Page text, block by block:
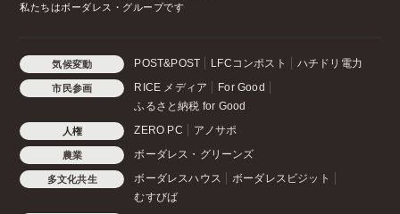
私たちはボーダレス・グループです
気候変動 POST&POST LFCコンポスト ハチドリ電力
市民参画 RICE メディア
For Good
ふるさと納税 for Good
人権 ZERO PC アノサポ
農業 ボーダレス・グリーンズ
多文化共生 ボーダレスハウス
ボーダレスビジット
むすびば